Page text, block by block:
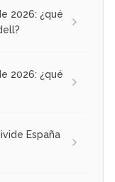
2026: ¿qué
2026: ¿qué
España